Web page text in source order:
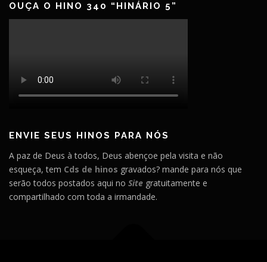
OUÇA O HINO 340 “HINÁRIO 5”
ENVIE SEUS HINOS PARA NÓS
A paz de Deus à todos, Deus abençoe pela visita e não
esqueça, tem Cds de hinos gravados? mande para nós que
serão todos postados aqui no Site gratuitamente e
compartilhado com toda a irmandade.